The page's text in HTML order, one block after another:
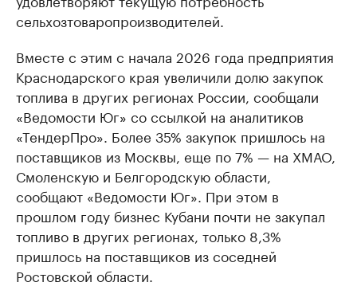
сельхозтоваропроизводителей.
Вместе с этим с начала 2026 года предприятия
Краснодарского края увеличили долю закупок
топлива в других регионах России, сообщали
«Ведомости Юг» со ссылкой на аналитиков
«ТендерПро». Более 35% закупок пришлось на
поставщиков из Москвы, еще по 7% — на ХМАО,
Смоленскую и Белгородскую области,
сообщают «Ведомости Юг». При этом в
прошлом году бизнес Кубани почти не закупал
топливо в других регионах, только 8,3%
пришлось на поставщиков из соседней
Ростовской области.